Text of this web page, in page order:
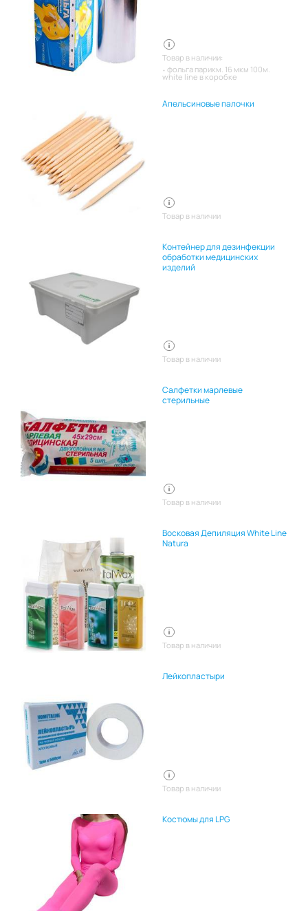
Товар в наличии:
фольга парикм. 16 мкм 100м.
white line в коробке
Апельсиновые палочки
Товар в наличии
Контейнер для дезинфекции
обработки медицинских
изделий
Товар в наличии
Салфетки марлевые
стерильные
Товар в наличии
Восковая Депиляция White Line
Natura
Товар в наличии
Лейкопластыри
Товар в наличии
Костюмы для LPG